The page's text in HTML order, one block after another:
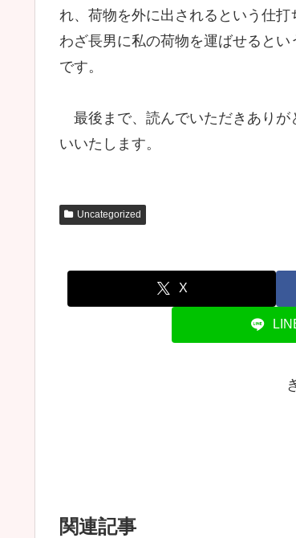
れ、荷物を外に出されるという仕
わざ長男に私の荷物を運ばせると
です。
最後まで、読んでいただきありが
いいたします。
Uncategorized
X
関連記事